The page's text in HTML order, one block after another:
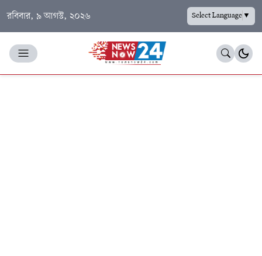
রবিবার, ৯ আগস্ট, ২০২৬ Select Language▼